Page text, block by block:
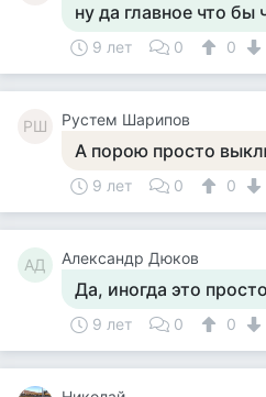
ну да главное что бы
9 лет 0 0
РШ Рустем Шарипов
А порою просто
9 лет 0 0
АД Александр Дюков
Да, иногда это
9 лет 0 0